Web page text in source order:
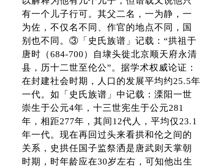
有一个儿子行可。其父二名，一为静，一
为佐，不仅名不同、作官的地点不同，国
别也不同。③「史氏族谱」记载：“拱祖于
唐时（684-700）自埭头徙北京顺天府永清
县，历十二世至伦公”。据学术权威论证：
在封建社会时期，人口的发展平均约25.5年
一代。如「史氏族谱」中记载：溧阳一世
崇生于公元4年，十三世宪生于公元281
年，相距277年，其间12代人，平均仅23.1
年一代。现在再回过头来看拱和伦之间的
关系，史拱任国子监祭洒是唐武则天掌朝
时期，时年龄应在30岁左右，可知他出生